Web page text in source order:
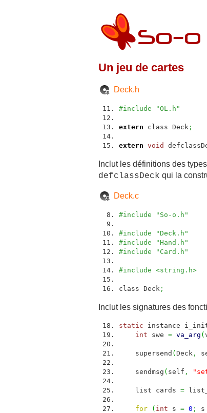
Un jeu de cartes
Deck.h
#include "OL.h"
extern class Deck ;
extern void
Inclut les définitions des
defclassDeck qui la
Deck.c
#include "So-o.h"
#include "Deck.h"
#include "Hand.h"
#include "Card.h"
#include <string.h>
class Deck ;
Inclut les signatures des
static instance
int swe = va_arg (
supersend ( Deck ,
sendmsg ( self ,
list cards =
for ( int s = 0 ; s